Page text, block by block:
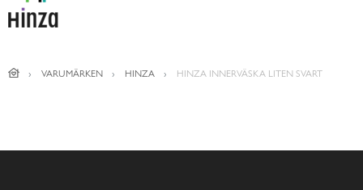
VARUMÄRKEN HINZA HINZA INNERVÄSKA LITEN SVART